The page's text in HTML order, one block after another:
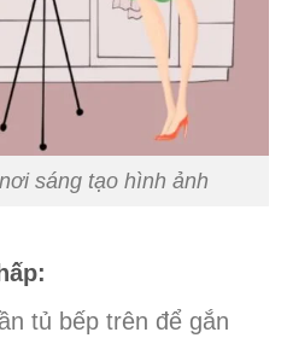
sáng tạo hình ảnh
tủ bếp trên để gắn